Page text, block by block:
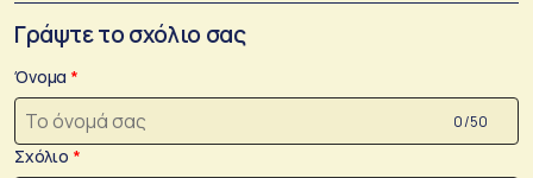
Γράψτε το σχόλιο σας
Όνομα
0 /50
Σχόλιο